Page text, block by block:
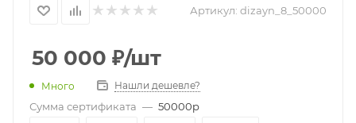
Артикул: dizayn_8_50000
50 000 ₽/шт
Много Нашли дешевле?
Сумма сертификата — 50000p